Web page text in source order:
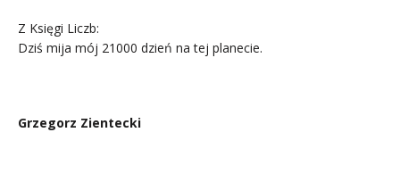
Z Księgi Liczb:
Dziś mija mój 21000 dzień na tej planecie.
Grzegorz Zientecki